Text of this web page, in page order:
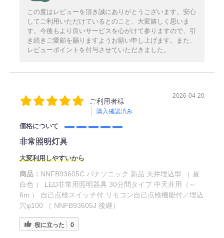
この度はレビューを頂き誠にありがとうございます。安心
してご利用いただけているとのこと、大変嬉しく思いま
す。今後もより良いサービスを心がけて参りますので、引
き続きご愛顧を賜りますようお願い申し上げます。また、
レビューポイントを付与させていただきました。
ご利用者様
購入確認済み
2026-04-20
価格について
非常照明灯具
大変利用しやすいから
商品： NNFB93605C パナソニック 新品 天井埋込型 （ 昼
白色 ） LED非常用照明器具 30分間タイプ 中天井用（～
6m ） 自己点検スイッチ付 リモコン自己点検機能付／埋込
穴φ100 （ NNFB93605J 後継）
役に立った 0